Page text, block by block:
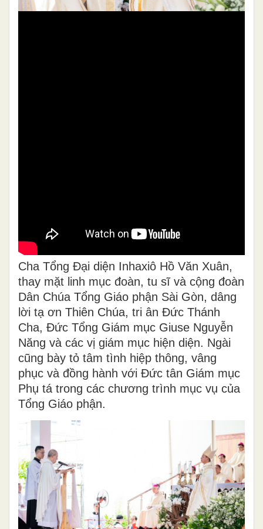
Cha Tổng Đại diện Inhaxiô Hồ Văn Xuân,
thay mặt linh mục đoàn, tu sĩ và cộng đoàn
Dân Chúa Tổng Giáo phận Sài Gòn, dâng
lời tạ ơn Thiên Chúa, tri ân Đức Thánh
Cha, Đức Tổng Giám mục Giuse Nguyễn
Năng và các vị giám mục hiện diện. Ngài
cũng bày tỏ tâm tình hiệp thông, vâng
phục và đồng hành với Đức tân Giám mục
Phụ tá trong các chương trình mục vụ của
Tổng Giáo phận.